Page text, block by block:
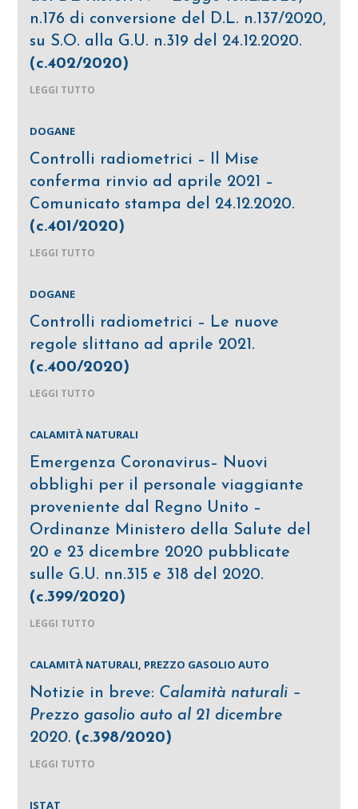
n.176 di conversione del D.L. n.137/2020,
su S.O. alla G.U. n.319 del 24.12.2020.
(c.402/2020)
LEGGI TUTTO
DOGANE
Controlli radiometrici – Il Mise
conferma rinvio ad aprile 2021 –
Comunicato stampa del 24.12.2020.
(c.401/2020)
LEGGI TUTTO
DOGANE
Controlli radiometrici – Le nuove
regole slittano ad aprile 2021.
(c.400/2020)
LEGGI TUTTO
CALAMITÀ NATURALI
Emergenza Coronavirus– Nuovi
obblighi per il personale viaggiante
proveniente dal Regno Unito –
Ordinanze Ministero della Salute del
20 e 23 dicembre 2020 pubblicate
sulle G.U. nn.315 e 318 del 2020.
(c.399/2020)
LEGGI TUTTO
CALAMITÀ NATURALI, PREZZO GASOLIO AUTO
Notizie in breve: Calamità naturali –
Prezzo gasolio auto al 21 dicembre
2020. (c.398/2020)
LEGGI TUTTO
ISTAT